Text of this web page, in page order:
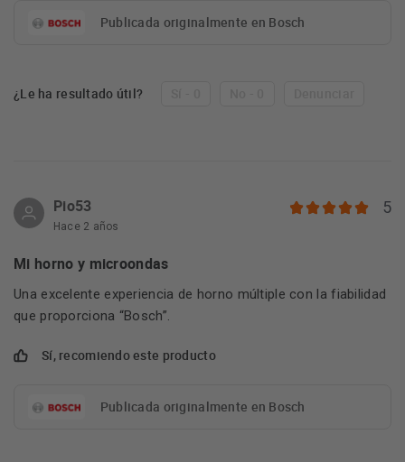
Publicada originalmente en Bosch
¿Le ha resultado útil?
Pio53
Hace 2 años
5
Mi horno y microondas
Una excelente experiencia de horno múltiple con la fiabilidad
que proporciona “Bosch”.
Sí, recomiendo este producto
Publicada originalmente en Bosch